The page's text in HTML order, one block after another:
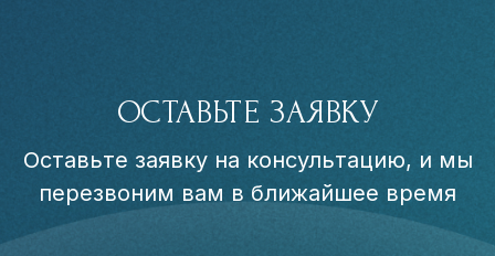
ОСТАВЬТЕ ЗАЯВКУ
Оставьте заявку на консультацию, и мы
перезвоним вам в ближайшее время